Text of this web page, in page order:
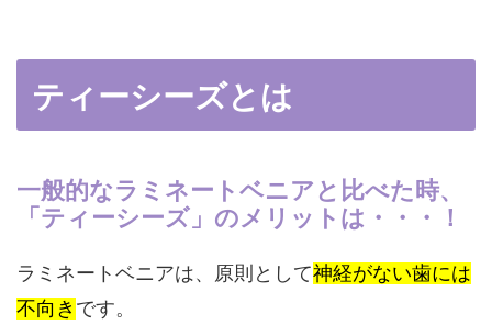
ティーシーズとは
一般的なラミネートベニアと比べた時、
「ティーシーズ」のメリットは・・・！
ラミネートベニアは、原則として神経がない歯には
不向き です。